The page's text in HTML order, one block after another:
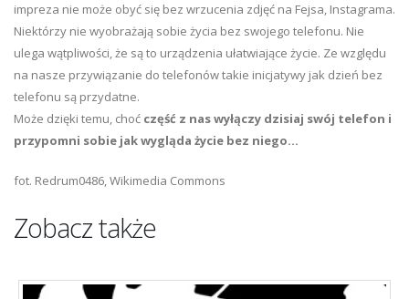
impreza nie może obyć się bez wrzucenia zdjęć na Fejsa, Instagrama.
Niektórzy nie wyobrażają sobie życia bez swojego telefonu. Nie
ulega wątpliwości, że są to urządzenia ułatwiające życie. Ze względu
na nasze przywiązanie do telefonów takie inicjatywy jak dzień bez
telefonu są przydatne.
Może dzięki temu, choć część z nas wyłączy dzisiaj swój telefon i
przypomni sobie jak wygląda życie bez niego...
fot. Redrum0486, Wikimedia Commons
Zobacz także